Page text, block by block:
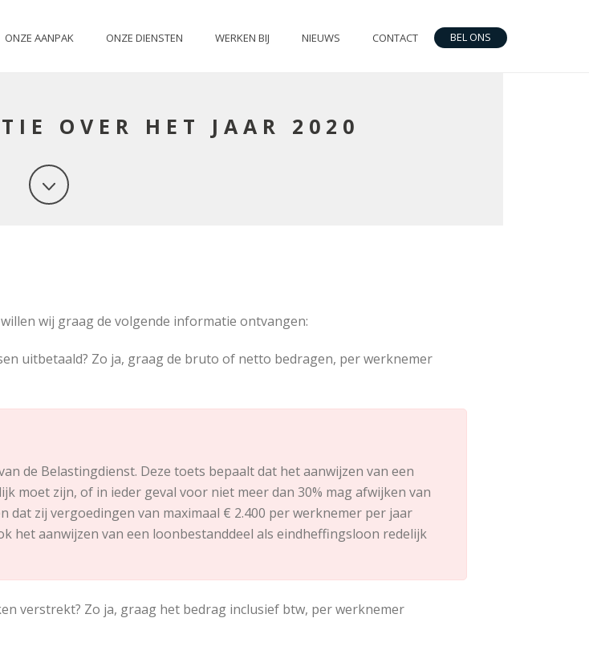
ONZE AANPAK ONZE DIENSTEN WERKEN BIJ NIEUWS CONTACT BEL ONS
OVER HET JAAR 2020
wij graag de volgende informatie ontvangen:
uitbetaald? Zo ja, graag de bruto of netto bedragen, per werknemer
de Belastingdienst. Deze toets bepaalt dat het aanwijzen van een
moet zijn, of in ieder geval voor niet meer dan 30% mag afwijken van
zij vergoedingen van maximaal € 2.400 per werknemer per jaar
het aanwijzen van een loonbestanddeel als eindheffingsloon redelijk
verstrekt? Zo ja, graag het bedrag inclusief btw, per werknemer